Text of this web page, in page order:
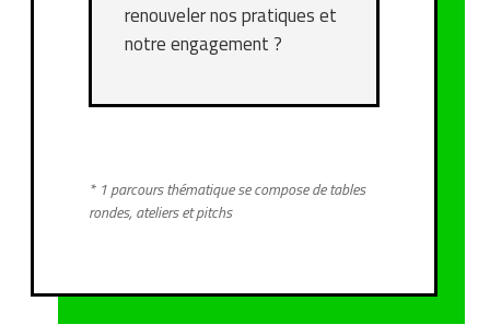
renouveler nos pratiques et
notre engagement ?
* 1 parcours thématique se compose de tables
rondes, ateliers et pitchs